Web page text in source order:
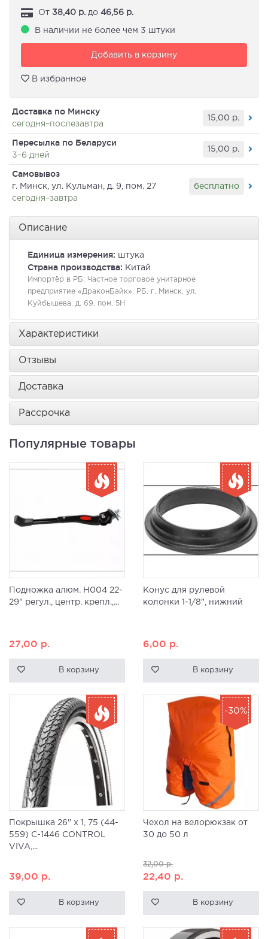
От 38,40 р. до 46,56 р.
В наличии не более чем 3 штуки
Добавить в корзину
В избранное
Доставка по Минску
сегодня–послезавтра
15,00 р.
Пересылка по Беларуси
3–6 дней
15,00 р.
Самовывоз
г. Минск, ул. Кульман, д. 9, пом. 27
сегодня–завтра
бесплатно
Описание
Единица измерения: штука
Страна производства: Китай
Импортёр в РБ: Частное торговое унитарное
предприятие «ДраконБайк», РБ, г. Минск, ул.
Куйбышева, д. 69, пом. 5Н
Характеристики
Отзывы
Доставка
Рассрочка
Популярные товары
Подножка алюм. H004 22-
29" регул., центр. крепл.,...
27,00 р.
В корзину
Конус для рулевой
колонки 1-1/8", нижний
6,00 р.
В корзину
Покрышка 26" x 1, 75 (44-
559) C-1446 CONTROL
VIVA,...
39,00 р.
В корзину
Чехол на велорюкзак от
30 до 50 л
32,00р.
22,40 р.
В корзину
-30%